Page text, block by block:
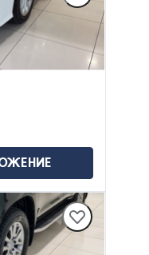
Передний
PRADO
Полный